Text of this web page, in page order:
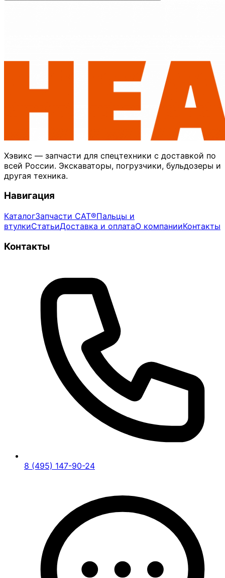
Хэвикс — запчасти для спецтехники с доставкой по
всей России. Экскаваторы, погрузчики, бульдозеры и
другая техника.
Навигация
КаталогЗапчасти CAT®Пальцы и
втулкиСтатьиДоставка и оплатаО компанииКонтакты
Контакты
8 (495) 147-90-24